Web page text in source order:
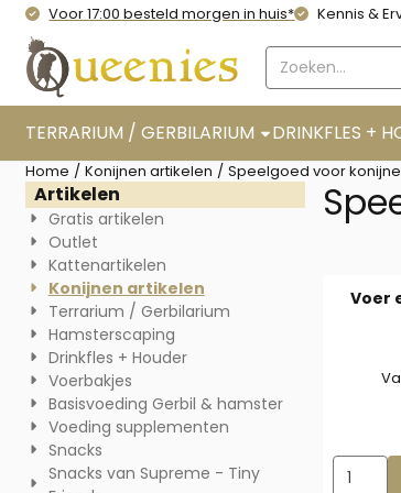
Cookievoorkeuren zijn momenteel gesloten.
Voor 17:00 besteld morgen in huis* Kennis &
Zoeken
TERRARIUM / GERBILARIUM DRINKFLES +
Home / Konijnen artikelen / Speelgoed voor
Artikelen
Gratis artikelen
Outlet
Kattenartikelen
Konijnen artikelen
Terrarium / Gerbilarium
Hamsterscaping
Drinkfles + Houder
Voerbakjes
Basisvoeding Gerbil & hamster
Voeding supplementen
Snacks
Snacks van Supreme - Tiny
Voer
Aantal